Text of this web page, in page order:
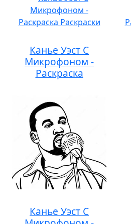
Канье Уэст С
Микрофоном -
Раскраска
Канье Уэст С